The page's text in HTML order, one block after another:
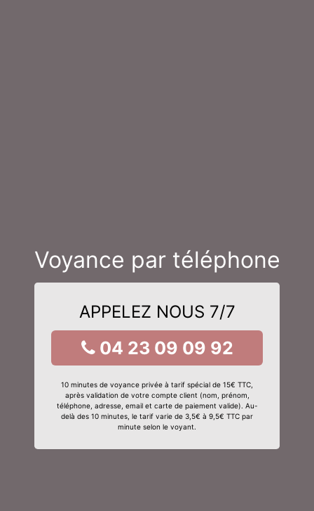
Voyance par téléphone
APPELEZ NOUS 7/7
04 23 09 09 92
10 minutes de voyance privée à tarif spécial de 15€ TTC,
après validation de votre compte client (nom, prénom,
téléphone, adresse, email et carte de paiement valide). Au-
delà des 10 minutes, le tarif varie de 3,5€ à 9,5€ TTC par
minute selon le voyant.